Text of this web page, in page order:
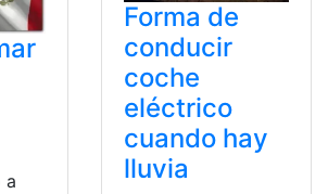
a
Forma de
conducir
coche
eléctrico
cuando hay
lluvia